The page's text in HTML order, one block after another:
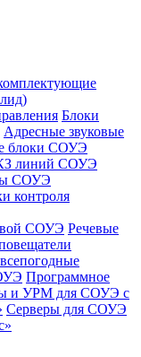
Блоки
Адресные звуковые
блоки СОУЭ
линий СОУЭ
СОУЭ
контроля
СОУЭ Речевые
Программное
и УРМ для СОУЭ с
Серверы для СОУЭ